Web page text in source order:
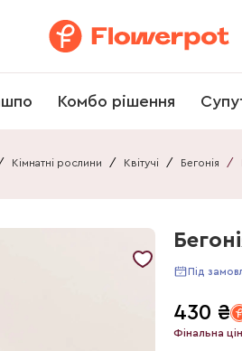
Комбо рішення
Кімнатні рослини / Квітучі / Бегонія /
Під
430 ₴
Фінальна